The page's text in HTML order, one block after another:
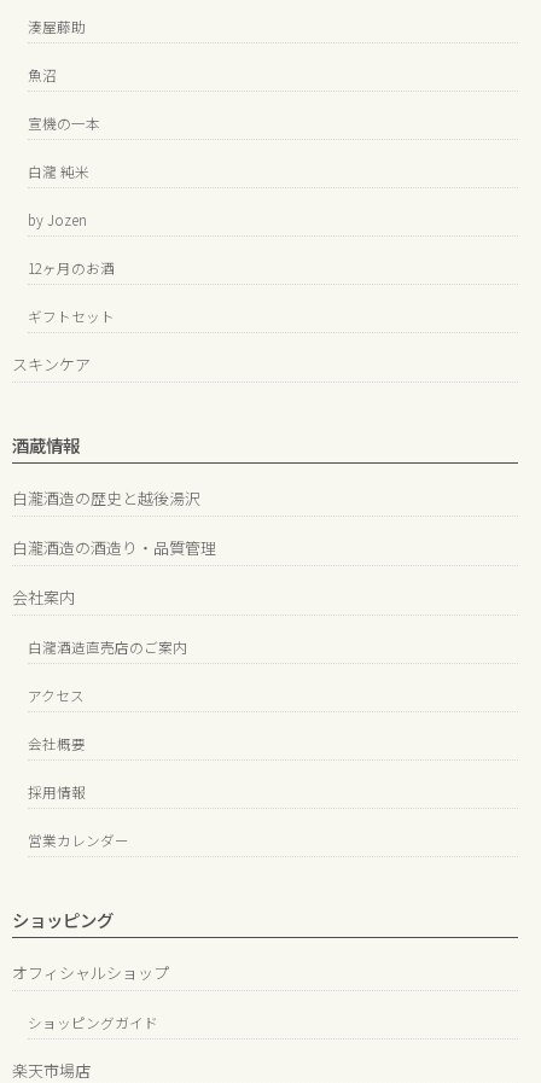
湊屋藤助
魚沼
宣機の一本
白瀧 純米
by Jozen
12ヶ月のお酒
ギフトセット
スキンケア
酒蔵情報
白瀧酒造の歴史と越後湯沢
白瀧酒造の酒造り・品質管理
会社案内
白瀧酒造直売店のご案内
アクセス
会社概要
採用情報
営業カレンダー
ショッピング
オフィシャルショップ
ショッピングガイド
楽天市場店